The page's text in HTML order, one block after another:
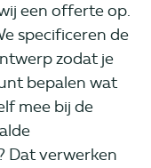
een offerte op.
specificeren de
zodat je
bepalen wat
mee bij de
Dat verwerken